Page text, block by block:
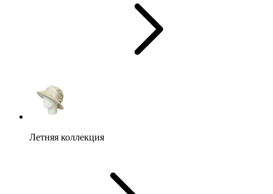
Летняя коллекция